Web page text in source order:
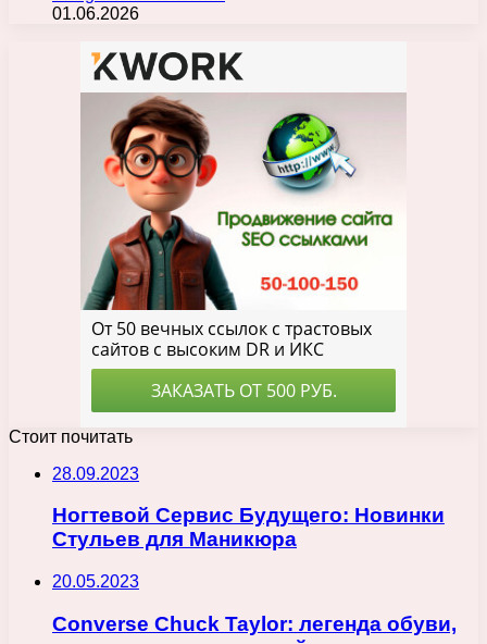
01.06.2026
Стоит почитать
28.09.2023
Ногтевой Сервис Будущего: Новинки
Стульев для Маникюра
20.05.2023
Converse Chuck Taylor: легенда обуви,